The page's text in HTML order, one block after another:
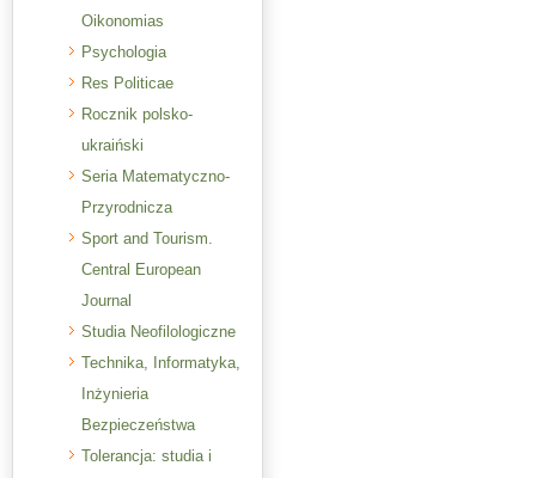
Oikonomias
Psychologia
Res Politicae
Rocznik polsko-
ukraiński
Seria Matematyczno-
Przyrodnicza
Sport and Tourism.
Central European
Journal
Studia Neofilologiczne
Technika, Informatyka,
Inżynieria
Bezpieczeństwa
Tolerancja: studia i